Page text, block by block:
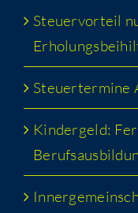
Steu­er­vor­teil
Steu­er­ter­mi­ne
Kin­der­geld: